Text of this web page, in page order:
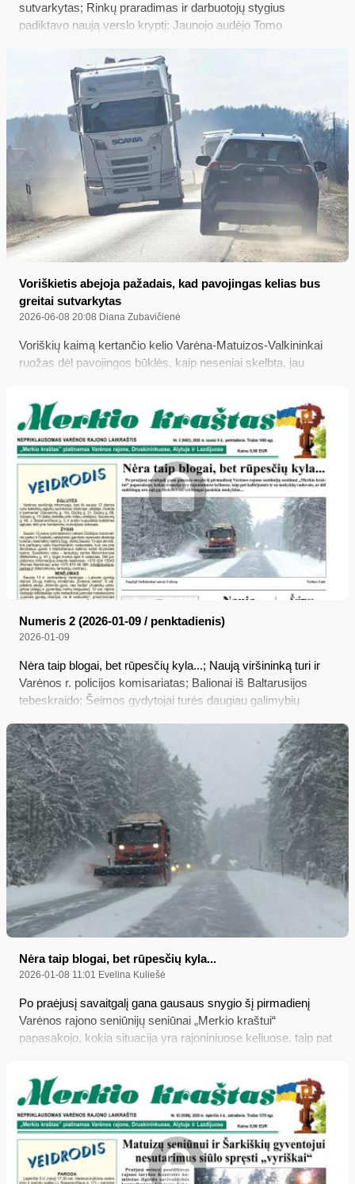
sutvarkytas; Rinkų praradimas ir darbuotojų stygius
padiktavo naują verslo kryptį; Jaunojo audėjo Tomo
psichiatrija, rezistentą Benediktą Navicką prisimenant
Voriškietis abejoja pažadais, kad pavojingas kelias bus
greitai sutvarkytas
2026-06-08 20:08 Diana Zubavičienė
Voriškių kaimą kertančio kelio Varėna-Matuizos-Valkininkai
ruožas dėl pavojingos būklės, kaip neseniai skelbta, jau
kaimo gyventojas Stanislovas Keršys, vien šiemet net tris
kartus nukentėjęs tame kelyje, netiki, jog jis bus greitai
suremontuotas, todėl siūlo savo variantus, kad bent kiti
nenukentėtų...
Numeris 2 (2026-01-09 / penktadienis)
2026-01-09
Nėra taip blogai, bet rūpesčių kyla...; Naują viršininką turi ir
Varėnos r. policijos komisariatas; Balionai iš Baltarusijos
tebeskraido; Šeimos gydytojai turės daugiau galimybių
Nėra taip blogai, bet rūpesčių kyla...
2026-01-08 11:01 Evelina Kuliešė
Po praėjusį savaitgalį gana gausaus snygio šį pirmadienį
Varėnos rajono seniūnijų seniūnai „Merkio kraštui“
papasakojo, kokia situacija yra rajoniniuose keliuose, taip pat
sąlygų moksleiviai sėkmingai pasiekia mokyklas...